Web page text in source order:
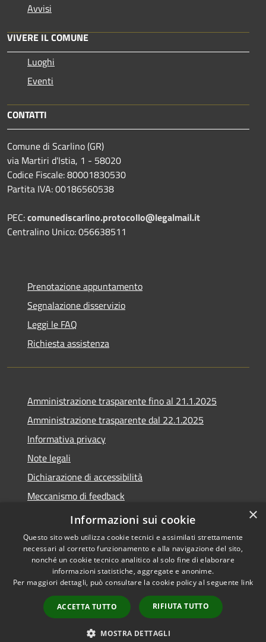
Avvisi
VIVERE IL COMUNE
Luoghi
Eventi
CONTATTI
Comune di Scarlino (GR)
via Martiri d'Istia, 1 - 58020
Codice Fiscale: 80001830530
Partita IVA: 00186560538
PEC:comunediscarlino.protocollo@legalmail.it
Centralino Unico: 056638511
Prenotazione appuntamento
Segnalazione disservizio
Leggi le FAQ
Richiesta assistenza
Amministrazione trasparente fino al 21.1.2025
Amministrazione trasparente dal 22.1.2025
Informativa privacy
Note legali
Dichiarazione di accessibilità
Meccanismo di feedback
Whistleblowing
Accessibilità
Copyright © 2020 •
Comune di Scarlino •
Powered byMunicipium
Accesso redazione
×
Informazioni sui cookie
Questo sito web utilizza cookie tecnici e assimilati strettamente
necessari al corretto funzionamento e alla navigazione del sito,
nonché un cookie tecnico analitico al solo fine di elaborare
informazioni statistiche, aggregate e anonime.
Per maggiori dettagli, può consultare la cookie policy al seguente link
ACCETTA TUTTO RIFIUTA TUTTO
MOSTRA DETTAGLI